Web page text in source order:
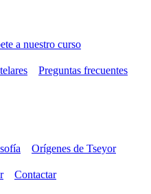
a nuestro curso
Preguntas frecuentes
Orígenes de Tseyor
Contactar